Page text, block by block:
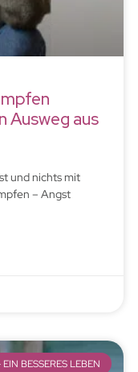
Ausweg aus
und nichts mit
– Angst
BESSERES LEBEN